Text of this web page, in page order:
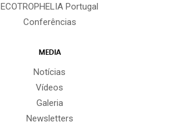
ECOTROPHELIA Portugal
Conferências
MEDIA
Notícias
Vídeos
Galeria
Newsletters